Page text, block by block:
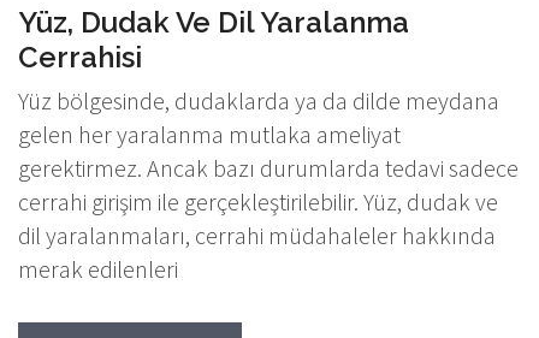
Yüz, Dudak Ve Dil Yaralanma
Cerrahisi
Yüz bölgesinde, dudaklarda ya da dilde meydana
gelen her yaralanma mutlaka ameliyat
gerektirmez. Ancak bazı durumlarda tedavi sadece
cerrahi girişim ile gerçekleştirilebilir. Yüz, dudak ve
dil yaralanmaları, cerrahi müdahaleler hakkında
merak edilenleri